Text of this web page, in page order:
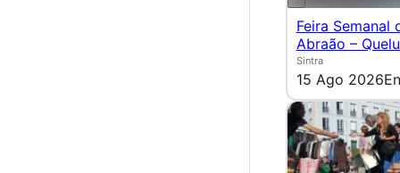
Feira Semanal
Abraão –
Sintra
15 Ago 2026